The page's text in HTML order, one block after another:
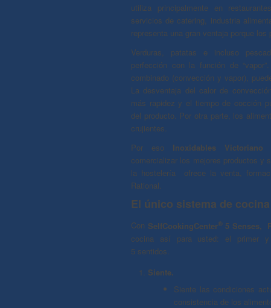
utiliza principalmente en
servicios de catering, industria
representa una gran ventaja porque
Verduras, patatas e incluso
perfección con la función de
combinado (convección y vapor),
La desventaja del calor de
más rapidez y el tiempo de cocción
del producto. Por otra parte, los
crujientes.
Por eso Inoxidables Victoriano
comercializar los mejores productos y
la hostelería ofrece la venta,
Rational.
El único sistema de
Con SelfCookingCenter® 5 Senses,
cocina así para usted: el primer
5 sentidos.
Siente.
Siente las condiciones
consistencia de los